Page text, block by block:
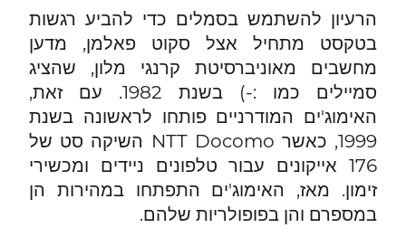
הרעיון להשתמש בסמלים כדי להביע רגשות
בטקסט מתחיל אצל סקוט פאלמן, מדען
מחשבים מאוניברסיטת קרנגי מלון, שהציג
סמיילים כמו :-) בשנת 1982. עם זאת,
האימוג'ים המודרניים פותחו לראשונה בשנת
1999, כאשר NTT Docomo השיקה סט של
176 אייקונים עבור טלפונים ניידים ומכשירי
זימון. מאז, האימוג'ים התפתחו במהירות הן
במספרם והן בפופולריות שלהם.